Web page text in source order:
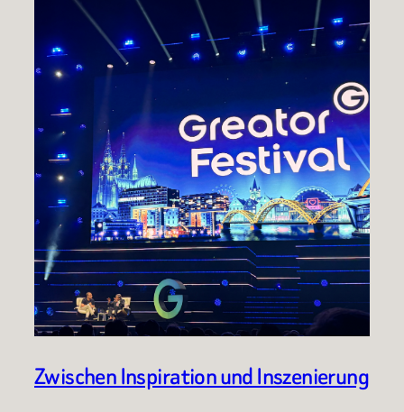
Zwischen Inspiration und Inszenierung